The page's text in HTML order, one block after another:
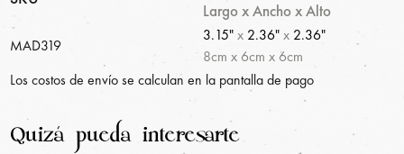
Largo x Ancho x Alto
MAD319
3.15"x 2.36"x 2.36"
8cm x 6cm x 6cm
Los costos de envío se calculan en la pantalla de pago
Quizá pueda interesarte